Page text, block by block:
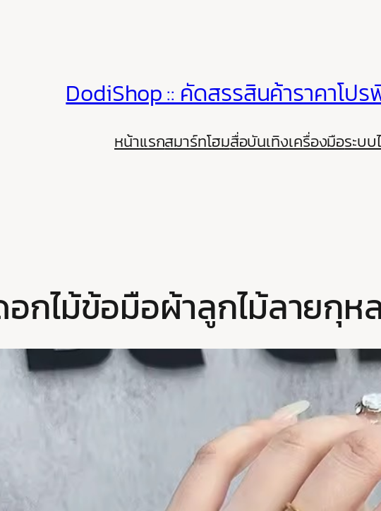
DodiShop :: คัดสรรสินค้าราคาโป
หน้าแรกสมาร์ทโฮมสื่อบันเทิงเครื่องมือระบบ
กไม้ข้อมือผ้าลูกไม้ลายกุห